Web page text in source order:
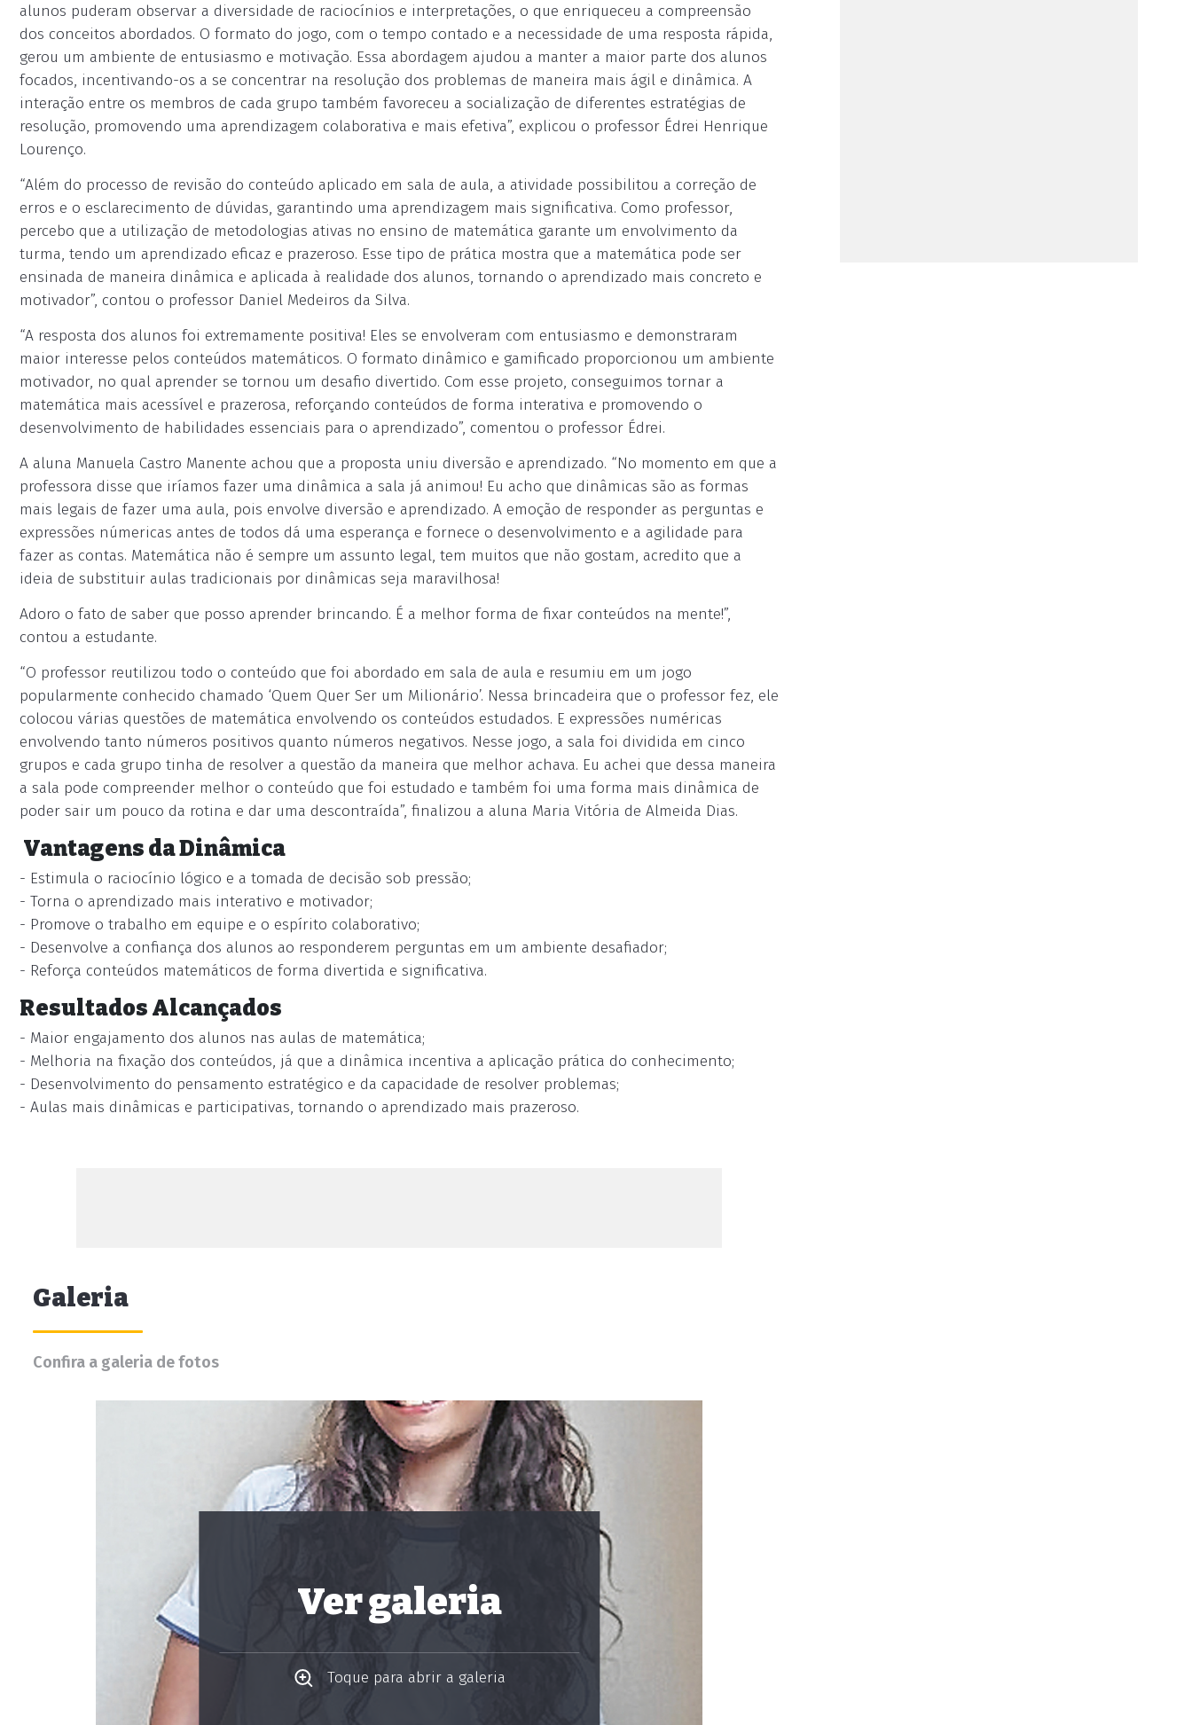
alunos puderam observar a diversidade de raciocínios e interpretações, o que enriqueceu a compreensão
dos conceitos abordados. O formato do jogo, com o tempo contado e a necessidade de uma resposta rápida,
gerou um ambiente de entusiasmo e motivação. Essa abordagem ajudou a manter a maior parte dos alunos
focados, incentivando-os a se concentrar na resolução dos problemas de maneira mais ágil e dinâmica. A
interação entre os membros de cada grupo também favoreceu a socialização de diferentes estratégias de
resolução, promovendo uma aprendizagem colaborativa e mais efetiva”, explicou o professor Édrei Henrique
Lourenço.
“Além do processo de revisão do conteúdo aplicado em sala de aula, a atividade possibilitou a correção de
erros e o esclarecimento de dúvidas, garantindo uma aprendizagem mais significativa. Como professor,
percebo que a utilização de metodologias ativas no ensino de matemática garante um envolvimento da
turma, tendo um aprendizado eficaz e prazeroso. Esse tipo de prática mostra que a matemática pode ser
ensinada de maneira dinâmica e aplicada à realidade dos alunos, tornando o aprendizado mais concreto e
motivador”, contou o professor Daniel Medeiros da Silva.
“A resposta dos alunos foi extremamente positiva! Eles se envolveram com entusiasmo e demonstraram
maior interesse pelos conteúdos matemáticos. O formato dinâmico e gamificado proporcionou um ambiente
motivador, no qual aprender se tornou um desafio divertido. Com esse projeto, conseguimos tornar a
matemática mais acessível e prazerosa, reforçando conteúdos de forma interativa e promovendo o
desenvolvimento de habilidades essenciais para o aprendizado”, comentou o professor Édrei.
A aluna Manuela Castro Manente achou que a proposta uniu diversão e aprendizado. “No momento em que a
professora disse que iríamos fazer uma dinâmica a sala já animou! Eu acho que dinâmicas são as formas
mais legais de fazer uma aula, pois envolve diversão e aprendizado. A emoção de responder as perguntas e
expressões númericas antes de todos dá uma esperança e fornece o desenvolvimento e a agilidade para
fazer as contas. Matemática não é sempre um assunto legal, tem muitos que não gostam, acredito que a
ideia de substituir aulas tradicionais por dinâmicas seja maravilhosa!
Adoro o fato de saber que posso aprender brincando. É a melhor forma de fixar conteúdos na mente!”,
contou a estudante.
“O professor reutilizou todo o conteúdo que foi abordado em sala de aula e resumiu em um jogo
popularmente conhecido chamado ‘Quem Quer Ser um Milionário’. Nessa brincadeira que o professor fez, ele
colocou várias questões de matemática envolvendo os conteúdos estudados. E expressões numéricas
envolvendo tanto números positivos quanto números negativos. Nesse jogo, a sala foi dividida em cinco
grupos e cada grupo tinha de resolver a questão da maneira que melhor achava. Eu achei que dessa maneira
a sala pode compreender melhor o conteúdo que foi estudado e também foi uma forma mais dinâmica de
poder sair um pouco da rotina e dar uma descontraída”, finalizou a aluna Maria Vitória de Almeida Dias.
Vantagens da Dinâmica
- Estimula o raciocínio lógico e a tomada de decisão sob pressão;
- Torna o aprendizado mais interativo e motivador;
- Promove o trabalho em equipe e o espírito colaborativo;
- Desenvolve a confiança dos alunos ao responderem perguntas em um ambiente desafiador;
- Reforça conteúdos matemáticos de forma divertida e significativa.
Resultados Alcançados
- Maior engajamento dos alunos nas aulas de matemática;
- Melhoria na fixação dos conteúdos, já que a dinâmica incentiva a aplicação prática do conhecimento;
- Desenvolvimento do pensamento estratégico e da capacidade de resolver problemas;
- Aulas mais dinâmicas e participativas, tornando o aprendizado mais prazeroso.
Galeria
Confira a galeria de fotos
Ver galeria
Toque para abrir a galeria